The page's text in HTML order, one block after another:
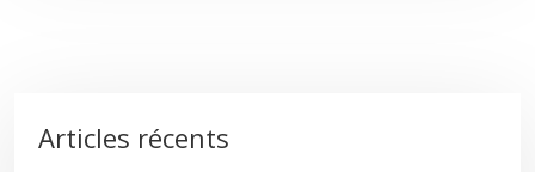
Articles récents